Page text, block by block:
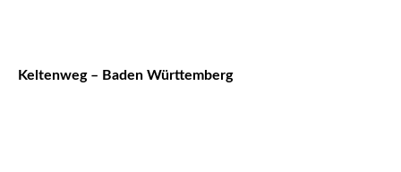
Keltenweg – Baden Württemberg